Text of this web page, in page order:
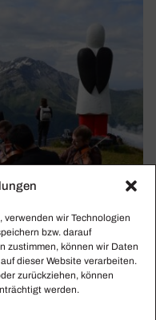
verwenden wir Technologien
bzw. darauf
zustimmen, können wir Daten
dieser Website verarbeiten.
zurückziehen, können
werden.